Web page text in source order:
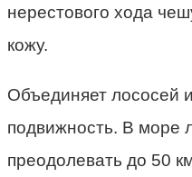
нерестового хода
кожу.
Объединяет лососей
подвижность. В море
преодолевать до 50